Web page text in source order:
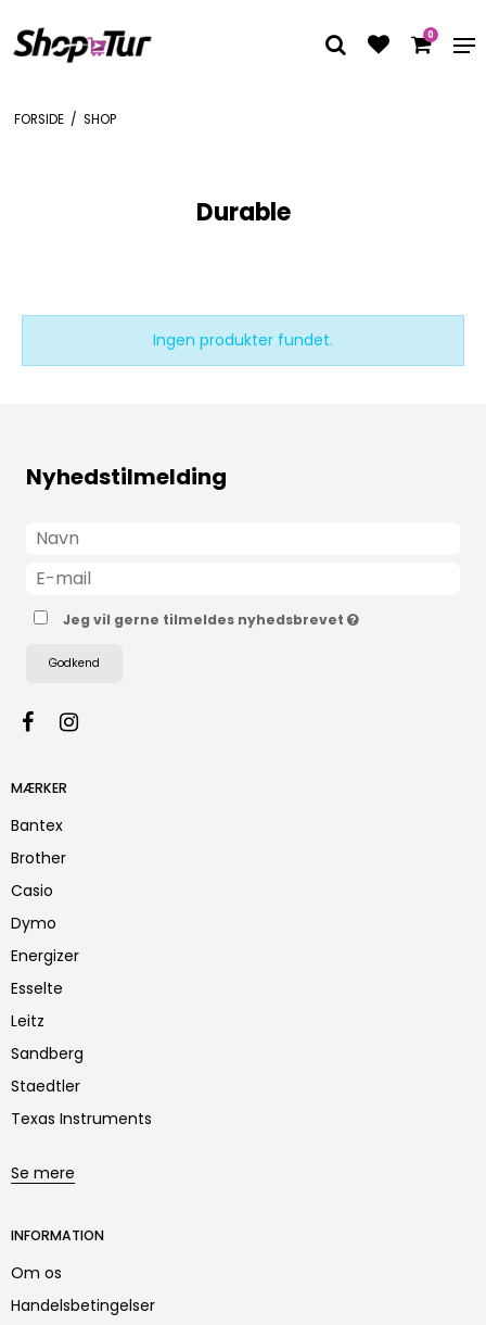
0
FORSIDE / SHOP
Durable
Ingen produkter fundet.
Nyhedstilmelding
Jeg vil gerne tilmeldes nyhedsbrevet
Godkend
MÆRKER
Bantex
Brother
Casio
Dymo
Energizer
Esselte
Leitz
Sandberg
Staedtler
Texas Instruments
Se mere
INFORMATION
Om os
Handelsbetingelser